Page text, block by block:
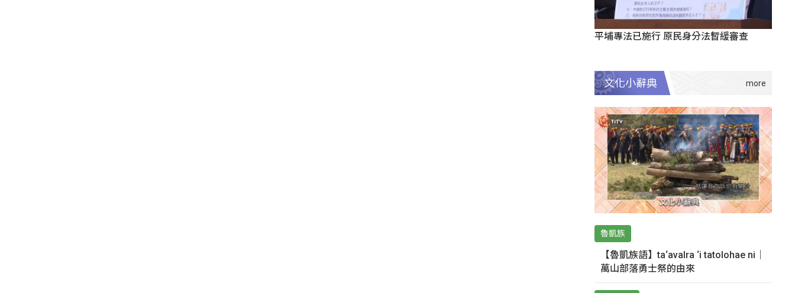
平埔專法已施行 原民身分法暫緩審查
文化小辭典
魯凱族
【魯凱族語】ta‘avalra ‘i tatolohae ni｜
萬山部落勇士祭的由來